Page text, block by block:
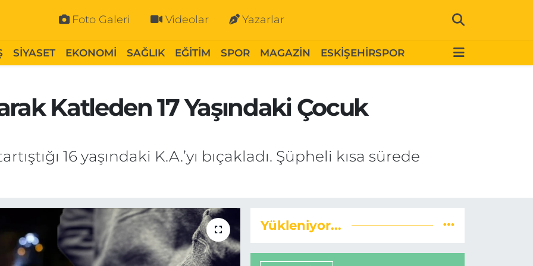
Foto Galeri Videolar Yazarlar
SİYASET EKONOMİ SAĞLIK EĞİTİM SPOR MAGAZİN ESKİŞEHİRSPOR
Katleden 17 Yaşındaki Çocuk
16 yaşındaki K.A.’yı bıçakladı. Şüpheli kısa sürede
Yükleniyor...